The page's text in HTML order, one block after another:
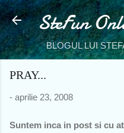
Treceți la
SteFun
BLOGUL LUI
PRAY...
- aprilie 23, 2008
Suntem inca in post si cu